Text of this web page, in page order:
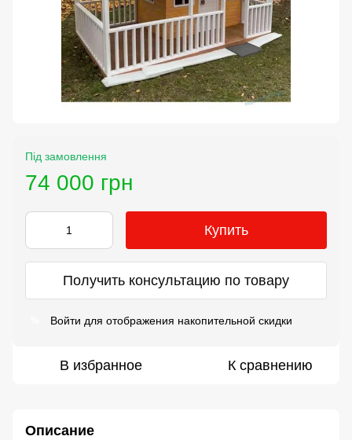
Під замовлення
74 000 грн
Купить
Получить консультацию по товару
Войти для отображения накопительной скидки
В избранное К сравнению
Описание